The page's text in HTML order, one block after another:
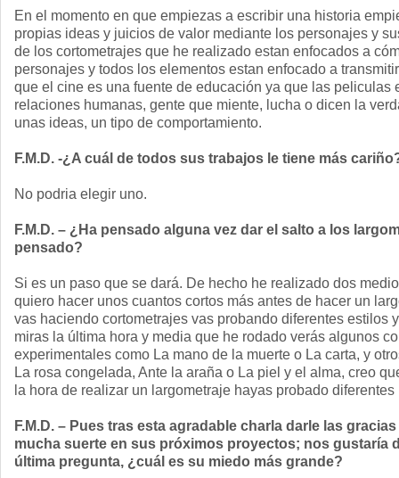
En el momento en que empiezas a escribir una historia
propias ideas y juicios de valor mediante los personajes y
de los cortometrajes que he realizado estan enfocados a
personajes y todos los elementos estan enfocado a
que el cine es una fuente de educación ya que las peliculas
relaciones humanas, gente que miente, lucha o dicen la
unas ideas, un tipo de comportamiento.
F.M.D. -¿A cuál de todos sus trabajos le tiene más
No podria elegir uno.
F.M.D. – ¿Ha pensado alguna vez dar el salto a los
pensado?
Si es un paso que se dará. De hecho he realizado dos
quiero hacer unos cuantos cortos más antes de hacer un
vas haciendo cortometrajes vas probando diferentes estilos
miras la última hora y media que he rodado verás algunos
experimentales como La mano de la muerte o La carta, y
La rosa congelada, Ante la araña o La piel y el alma, creo
la hora de realizar un largometraje hayas probado
F.M.D. – Pues tras esta agradable charla darle las
mucha suerte en sus próximos proyectos; nos gustaría
última pregunta, ¿cuál es su miedo más grande?